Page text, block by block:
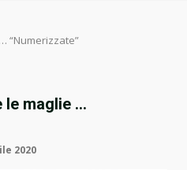
“Numerizzate”
le maglie …
2020